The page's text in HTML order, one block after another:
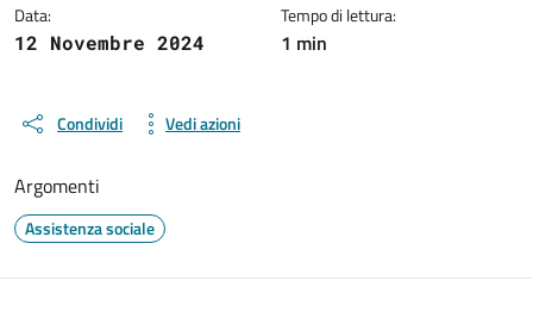
Data:
12 Novembre 2024
Tempo di lettura:
1 min
Condividi Vedi azioni
Argomenti
Assistenza sociale